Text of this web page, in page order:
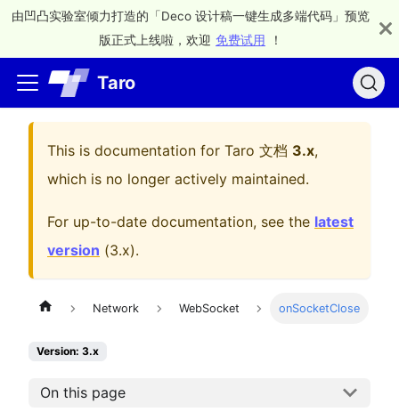
由凹凸实验室倾力打造的「Deco 设计稿一键生成多端代码」预览
版正式上线啦，欢迎 免费试用 ！
Taro
This is documentation for Taro 文档 3.x,
which is no longer actively maintained.
For up-to-date documentation, see the latest
version (3.x).
Network WebSocket onSocketClose
Version: 3.x
On this page